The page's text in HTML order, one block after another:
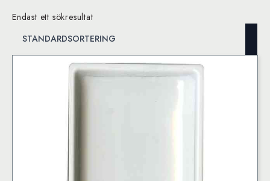
Endast ett sökresultat